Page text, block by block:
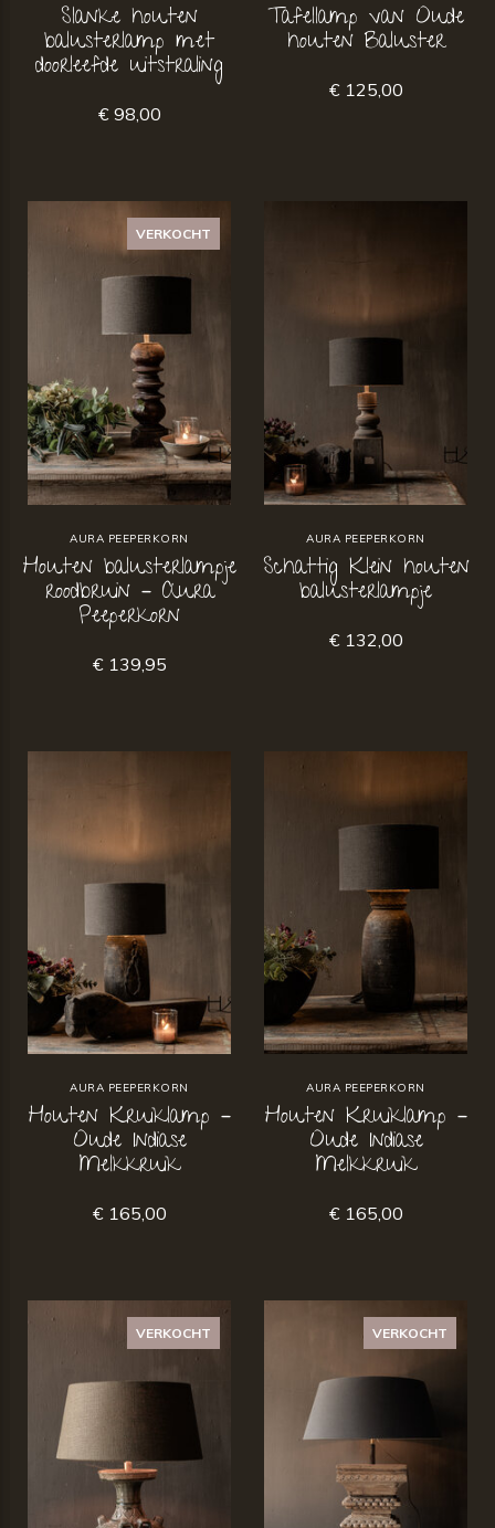
Slanke houten
balusterlamp met
doorleefde uitstraling
€ 98,00
Tafellamp van Oude
houten Baluster
€ 125,00
VERKOCHT
AURA PEEPERKORN
Houten balusterlampje
roodbruin – Aura
Peeperkorn
€ 139,95
AURA PEEPERKORN
Schattig Klein houten
balusterlampje
€ 132,00
AURA PEEPERKORN
Houten Kruiklamp –
Oude Indiase
Melkkruik
€ 165,00
AURA PEEPERKORN
Houten Kruiklamp –
Oude Indiase
Melkkruik
€ 165,00
VERKOCHT VERKOCHT